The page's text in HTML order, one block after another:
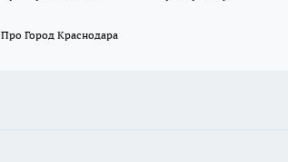
Про Город Краснодара